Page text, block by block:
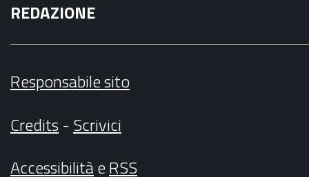
REDAZIONE
Responsabile sito
Credits- Scrivici
AccessibilitàeRSS